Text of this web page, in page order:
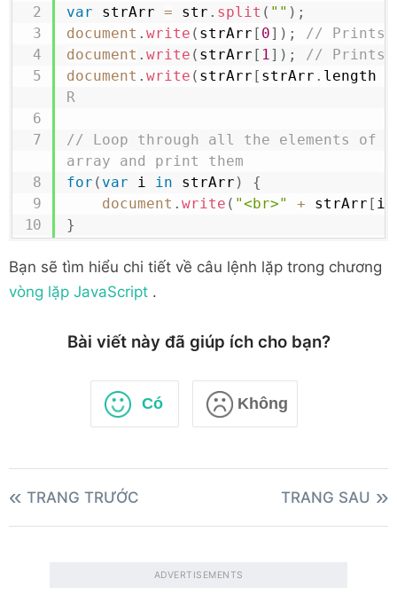
var strArr = str . split ( "" ) ;
document . write ( strArr [ 0] ) ;
//
document . write ( strArr [ 1] ) ;
// Prints:
document . write ( strArr [ strArr . length
R
// Loop through all the elements of
array and print them
for ( var i in strArr )
{
document . write ( "<br>" + strArr [ i
}
Bạn sẽ tìm hiểu chi tiết về câu lệnh lặp trong chương
vòng lặp JavaScript .
Bài viết này đã giúp ích cho bạn?
Có Không
TRANG TRƯỚC TRANG SAU
ADVERTISEMENTS